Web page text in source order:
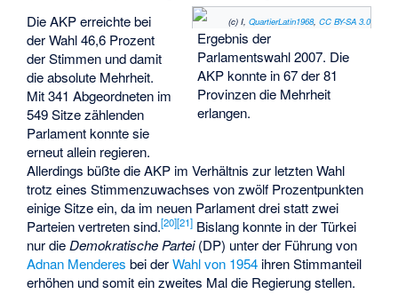
(c) I, QuartierLatin1968, CC BY-SA 3.0
Ergebnis der
Parlamentswahl 2007. Die
AKP konnte in 67 der 81
Provinzen die Mehrheit
erlangen.
Die AKP erreichte bei
der Wahl 46,6 Prozent
der Stimmen und damit
die absolute Mehrheit.
Mit 341 Abgeordneten im
549 Sitze zählenden
Parlament konnte sie
erneut allein regieren.
Allerdings büßte die AKP im Verhältnis zur letzten Wahl
trotz eines Stimmenzuwachses von zwölf Prozentpunkten
einige Sitze ein, da im neuen Parlament drei statt zwei
Parteien vertreten sind.[20][21] Bislang konnte in der Türkei
nur dieDemokratische Partei(DP) unter der Führung von
Adnan Menderes bei derWahl von 1954 ihren Stimmanteil
erhöhen und somit ein zweites Mal die Regierung stellen.